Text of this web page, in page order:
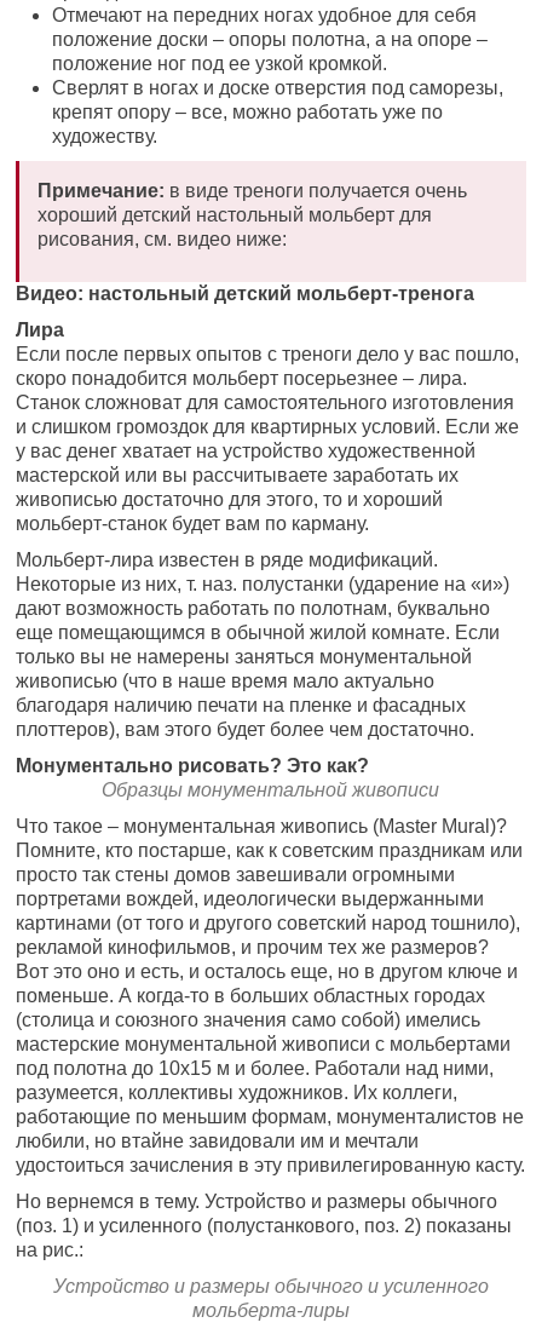
Отмечают на передних ногах удобное для себя
положение доски – опоры полотна, а на опоре –
положение ног под ее узкой кромкой.
Сверлят в ногах и доске отверстия под саморезы,
крепят опору – все, можно работать уже по
художеству.
Примечание: в виде треноги получается очень
хороший детский настольный мольберт для
рисования, см. видео ниже:
Видео: настольный детский мольберт-тренога
Лира
Если после первых опытов с треноги дело у вас пошло,
скоро понадобится мольберт посерьезнее – лира.
Станок сложноват для самостоятельного изготовления
и слишком громоздок для квартирных условий. Если же
у вас денег хватает на устройство художественной
мастерской или вы рассчитываете заработать их
живописью достаточно для этого, то и хороший
мольберт-станок будет вам по карману.
Мольберт-лира известен в ряде модификаций.
Некоторые из них, т. наз. полустанки (ударение на «и»)
дают возможность работать по полотнам, буквально
еще помещающимся в обычной жилой комнате. Если
только вы не намерены заняться монументальной
живописью (что в наше время мало актуально
благодаря наличию печати на пленке и фасадных
плоттеров), вам этого будет более чем достаточно.
Монументально рисовать? Это как?
Образцы монументальной живописи
Что такое – монументальная живопись (Master Mural)?
Помните, кто постарше, как к советским праздникам или
просто так стены домов завешивали огромными
портретами вождей, идеологически выдержанными
картинами (от того и другого советский народ тошнило),
рекламой кинофильмов, и прочим тех же размеров?
Вот это оно и есть, и осталось еще, но в другом ключе и
поменьше. А когда-то в больших областных городах
(столица и союзного значения само собой) имелись
мастерские монументальной живописи с мольбертами
под полотна до 10х15 м и более. Работали над ними,
разумеется, коллективы художников. Их коллеги,
работающие по меньшим формам, монументалистов не
любили, но втайне завидовали им и мечтали
удостоиться зачисления в эту привилегированную касту.
Но вернемся в тему. Устройство и размеры обычного
(поз. 1) и усиленного (полустанкового, поз. 2) показаны
на рис.:
Устройство и размеры обычного и усиленного
мольберта-лиры